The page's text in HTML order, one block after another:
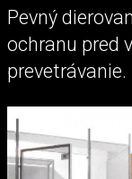
Pevný
ochranu pred
prevetrávanie.